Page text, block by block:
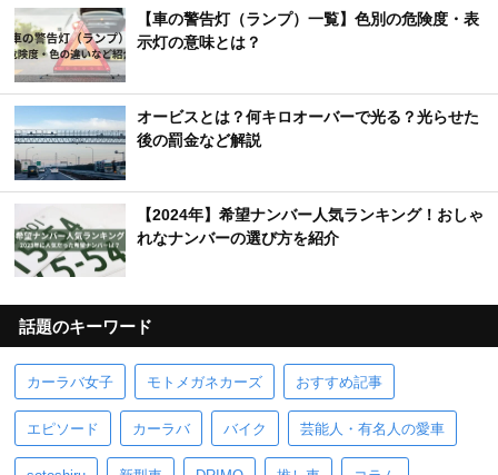
【車の警告灯（ランプ）一覧】色別の危険度・表
示灯の意味とは？
オービスとは？何キロオーバーで光る？光らせた
後の罰金など解説
【2024年】希望ナンバー人気ランキング！おしゃ
れなナンバーの選び方を紹介
話題のキーワード
カーラバ女子 モトメガネカーズ おすすめ記事
エピソード カーラバ バイク 芸能人・有名人の愛車